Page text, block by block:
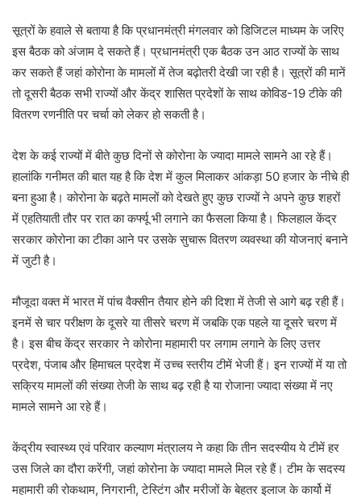
सूत्रों के हवाले से बताया है कि प्रधानमंत्री मंगलवार को डिजिटल माध्यम के जरिए
इस बैठक को अंजाम दे सकते हैं। प्रधानमंत्री एक बैठक उन आठ राज्यों के साथ
कर सकते हैं जहां कोरोना के मामलों में तेज बढ़ोतरी देखी जा रही है। सूत्रों की मानें
तो दूसरी बैठक सभी राज्यों और केंद्र शासित प्रदेशों के साथ कोविड-19 टीके की
वितरण रणनीति पर चर्चा को लेकर हो सकती है।
देश के कई राज्‍यों में बीते कुछ दिनों से कोरोना के ज्‍यादा मामले सामने आ रहे हैं।
हालांकि गनीमत की बात यह है कि देश में कुल मिलाकर आंकड़ा 50 हजार के नीचे ही
बना हुआ है। कोरोना के बढ़ते मामलों को देखते हुए कुछ राज्‍यों ने अपने कुछ शहरों
में एहतियाती तौर पर रात का कर्फ्यू भी लगाने का फैसला किया है। फिलहाल केंद्र
सरकार कोरोना का टीका आने पर उसके सुचारू वितरण व्यवस्था की योजनाएं बनाने
में जुटी है।
मौजूदा वक्‍त में भारत में पांच वैक्सीन तैयार होने की दिशा में तेजी से आगे बढ़ रही हैं।
इनमें से चार परीक्षण के दूसरे या तीसरे चरण में जबकि एक पहले या दूसरे चरण में
है। इस बीच केंद्र सरकार ने कोरोना महामारी पर लगाम लगाने के लिए उत्तर
प्रदेश, पंजाब और हिमाचल प्रदेश में उच्च स्तरीय टीमें भेजी हैं। इन राज्यों में या तो
सक्रिय मामलों की संख्या तेजी के साथ बढ़ रही है या रोजाना ज्यादा संख्या में नए
मामले सामने आ रहे हैं।
केंद्रीय स्वास्थ्य एवं परिवार कल्याण मंत्रालय ने कहा कि तीन सदस्यीय ये टीमें हर
उस जिले का दौरा करेंगी, जहां कोरोना के ज्यादा मामले मिल रहे हैं। टीम के सदस्य
महामारी की रोकथाम, निगरानी, टेस्टिंग और मरीजों के बेहतर इलाज के कार्यो में